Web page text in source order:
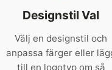
Designstil Val
Välj en designstil och
anpassa färger eller
till en logotyp om så